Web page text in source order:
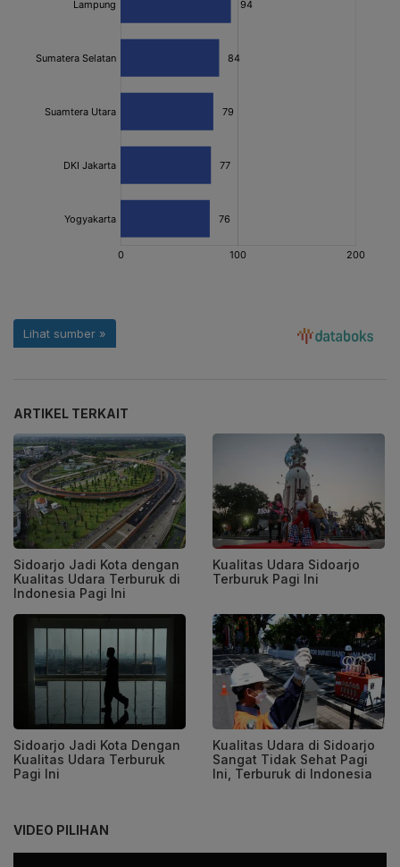
ARTIKEL TERKAIT
Sidoarjo Jadi Kota dengan
Kualitas Udara Terburuk di
Indonesia Pagi Ini
Kualitas Udara Sidoarjo
Terburuk Pagi Ini
Sidoarjo Jadi Kota Dengan
Kualitas Udara Terburuk
Pagi Ini
Kualitas Udara di Sidoarjo
Sangat Tidak Sehat Pagi
Ini, Terburuk di Indonesia
VIDEO PILIHAN